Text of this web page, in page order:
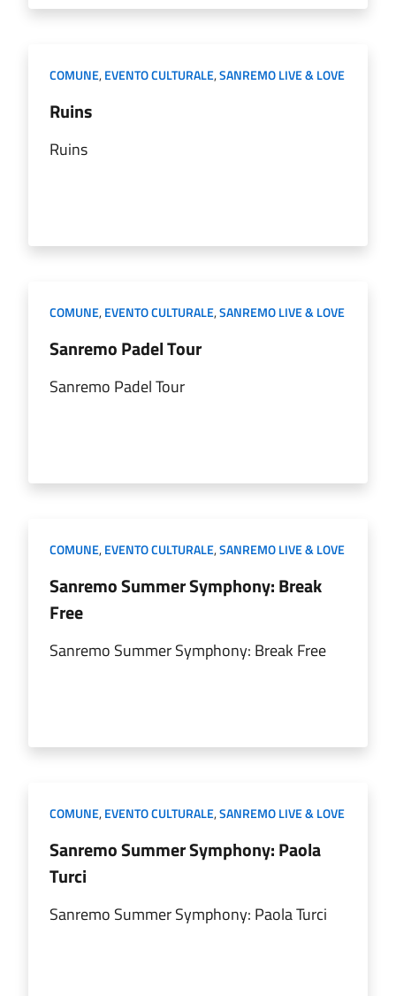
COMUNE,EVENTO CULTURALE,SANREMO LIVE & LOVE
Ruins
Ruins
COMUNE,EVENTO CULTURALE,SANREMO LIVE & LOVE
Sanremo Padel Tour
Sanremo Padel Tour
COMUNE,EVENTO CULTURALE,SANREMO LIVE & LOVE
Sanremo Summer Symphony: Break
Free
Sanremo Summer Symphony: Break Free
COMUNE,EVENTO CULTURALE,SANREMO LIVE & LOVE
Sanremo Summer Symphony: Paola
Turci
Sanremo Summer Symphony: Paola Turci